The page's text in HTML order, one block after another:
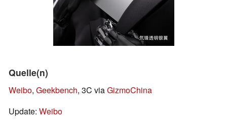
Quelle(n)
Weibo, Geekbench, 3C viaGizmoChina
Update: Weibo